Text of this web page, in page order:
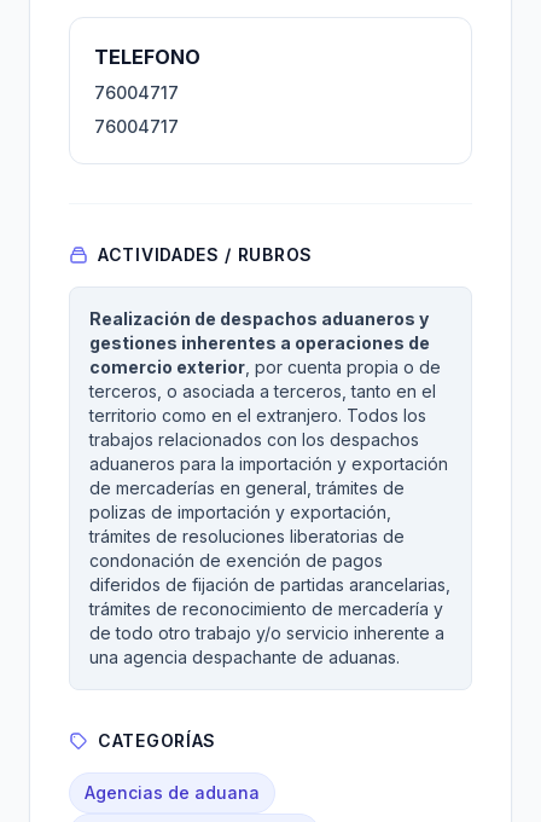
TELEFONO
76004717
76004717
ACTIVIDADES / RUBROS
Realización de despachos aduaneros y
gestiones inherentes a operaciones de
comercio exterior , por cuenta propia o de
terceros, o asociada a terceros, tanto en el
territorio como en el extranjero. Todos los
trabajos relacionados con los despachos
aduaneros para la importación y exportación
de mercaderías en general, trámites de
polizas de importación y exportación,
trámites de resoluciones liberatorias de
condonación de exención de pagos
diferidos de fijación de partidas arancelarias,
trámites de reconocimiento de mercadería y
de todo otro trabajo y/o servicio inherente a
una agencia despachante de aduanas.
CATEGORÍAS
Agencias de aduana